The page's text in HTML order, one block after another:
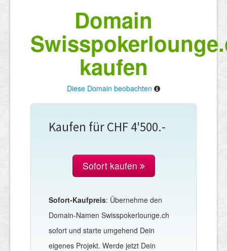
Domain
kaufen
Diese Domain beobachten
Kaufen für CHF 4'500.-
Sofort kaufen
Sofort-Kaufpreis: Übernehme den
Domain-Namen Swisspokerlounge.ch
sofort und starte umgehend Dein
eigenes Projekt. Werde jetzt Dein